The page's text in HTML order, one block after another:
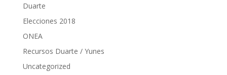
Duarte
Elecciones 2018
ONEA
Recursos Duarte / Yunes
Uncategorized